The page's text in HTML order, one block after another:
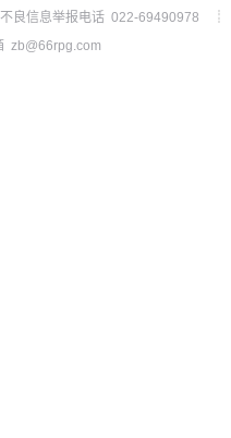
良信息举报电话 022-69490978
┊
zb@66rpg.com